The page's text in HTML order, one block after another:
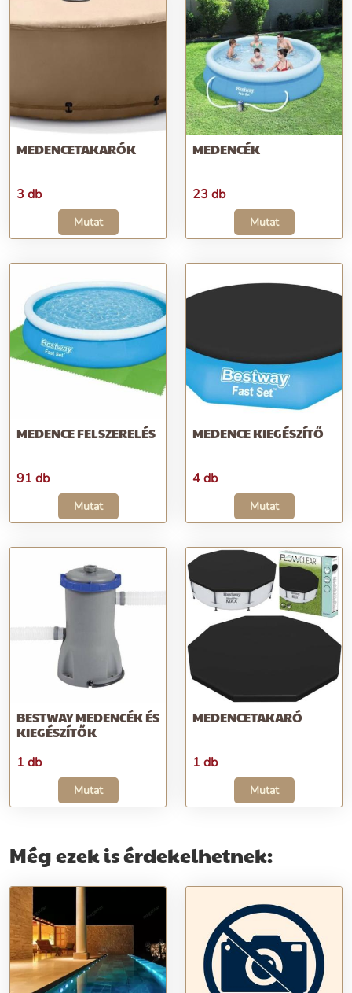
MEDENCETAKARÓK
3 db
Mutat
MEDENCÉK
23 db
Mutat
MEDENCE FELSZERELÉS
91 db
Mutat
MEDENCE KIEGÉSZÍTŐ
4 db
Mutat
BESTWAY MEDENCÉK ÉS
KIEGÉSZÍTŐK
1 db
Mutat
MEDENCETAKARÓ
1 db
Mutat
Még ezek is érdekelhetnek: